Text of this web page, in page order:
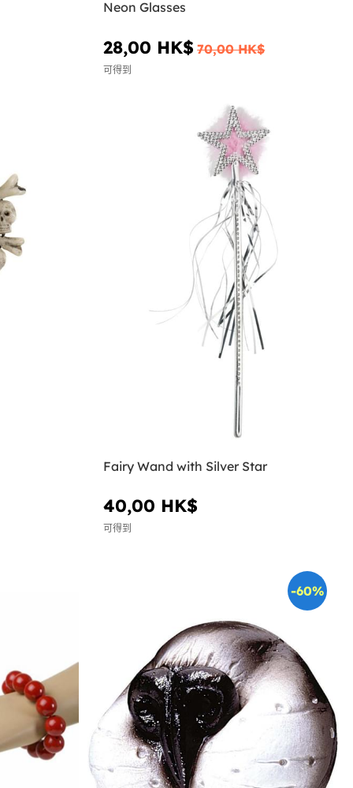
Neon Glasses
28,00 HK$ 70,00 HK$
可得到
Fairy Wand with Silver Star
40,00 HK$
可得到
-60%